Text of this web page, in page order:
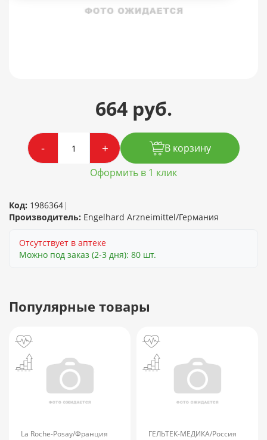
664 руб.
- +
В корзину
Оформить в 1 клик
Код: 1986364|
Производитель: Engelhard Arzneimittel/Германия
Отсутствует в аптеке
Можно под заказ (2-3 дня): 80 шт.
Популярные товары
La Roche-Posay/Франция ГЕЛЬТЕК-МЕДИКА/Россия